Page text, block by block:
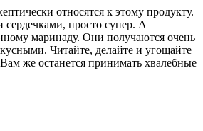
относятся к этому продукту.
просто супер. А
маринаду. Они получаются очень
Читайте, делайте и угощайте
же останется принимать хвалебные